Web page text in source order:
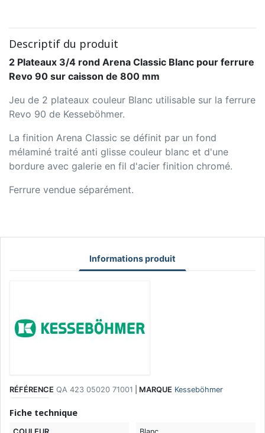
Descriptif du produit
2 Plateaux 3/4 rond Arena Classic Blanc pour ferrure
Revo 90 sur caisson de 800 mm
Jeu de 2 plateaux couleur Blanc utilisable sur la ferrure
Revo 90 de Kesseböhmer.
La finition Arena Classic se définit par un fond
mélaminé traité anti glisse couleur blanc et d'une
bordure avec galerie en fil d'acier finition chromé.
Ferrure vendue séparément.
Informations produit
RÉFÉRENCE QA 423 05020 71001 MARQUE Kesseböhmer
Fiche technique